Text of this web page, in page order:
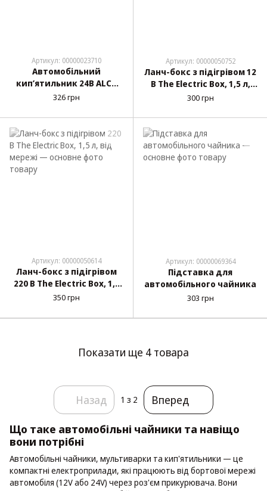
Артикул: 00000023710
Автомобільний
кип’ятильник 24В ALCA
507 240
326 грн
Артикул: 00000050752
Ланч-бокс з підігрівом 12
В The Electric Box, 1,5 л,
від прикурювача
300 грн
Артикул: 00000050614
Ланч-бокс з підігрівом
220 В The Electric Box, 1,5
л, від мережі
350 грн
Артикул: 00000069364
Підставка для
автомобільного чайника
303 грн
Показати ще 4 товара
Назад 1 з 2 Вперед
Що таке автомобільні чайники та навіщо
вони потрібні
Автомобільні чайники, мультиварки та кип'ятильники — це
компактні електроприлади, які працюють від бортової мережі
автомобіля (12V або 24V) через роз'єм прикурювача. Вони